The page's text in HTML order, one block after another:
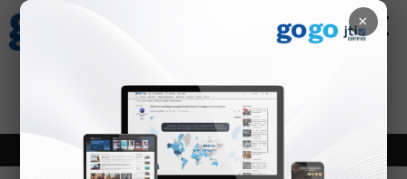
×
Зурхай
8.08
Онцлох Шинэ